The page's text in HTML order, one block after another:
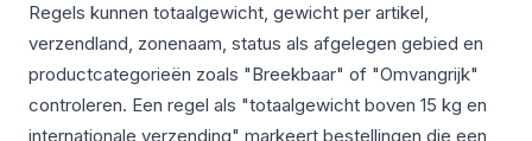
Regels kunnen totaalgewicht, gewicht per artikel,
verzendland, zonenaam, status als afgelegen gebied en
productcategorieën zoals "Breekbaar" of "Omvangrijk"
controleren. Een regel als "totaalgewicht boven 15 kg en
internationale verzending" markeert bestellingen die een